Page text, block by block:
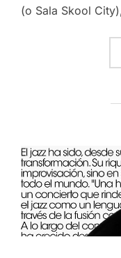
(o Sala Skool